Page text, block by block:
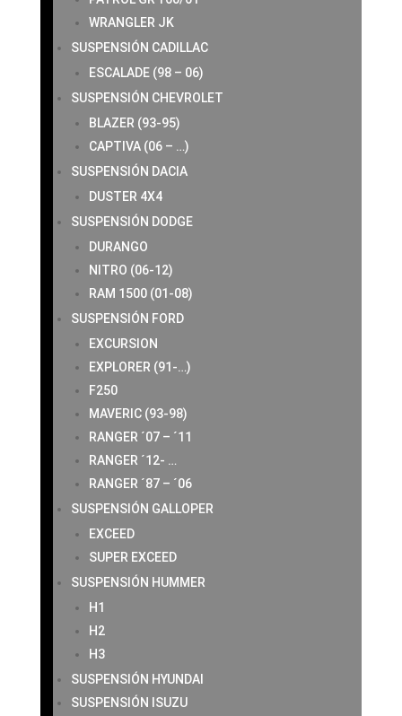
WRANGLER JK
SUSPENSIÓN CADILLAC
ESCALADE (98 – 06)
SUSPENSIÓN CHEVROLET
BLAZER (93-95)
CAPTIVA (06 – …)
SUSPENSIÓN DACIA
DUSTER 4X4
SUSPENSIÓN DODGE
DURANGO
NITRO (06-12)
RAM 1500 (01-08)
SUSPENSIÓN FORD
EXCURSION
EXPLORER (91-…)
F250
MAVERIC (93-98)
RANGER ´07 – ´11
RANGER ´12- …
RANGER ´87 – ´06
SUSPENSIÓN GALLOPER
EXCEED
SUPER EXCEED
SUSPENSIÓN HUMMER
H1
H2
H3
SUSPENSIÓN HYUNDAI
SUSPENSIÓN ISUZU